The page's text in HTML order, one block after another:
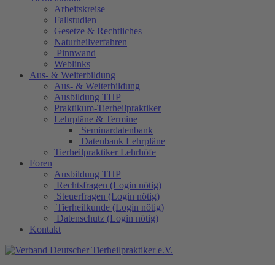
Arbeitskreise
Fallstudien
Gesetze & Rechtliches
Naturheilverfahren
Pinnwand
Weblinks
Aus- & Weiterbildung
Aus- & Weiterbildung
Ausbildung THP
Praktikum-Tierheilpraktiker
Lehrpläne & Termine
Seminardatenbank
Datenbank Lehrpläne
Tierheilpraktiker Lehrhöfe
Foren
Ausbildung THP
Rechtsfragen (Login nötig)
Steuerfragen (Login nötig)
Tierheilkunde (Login nötig)
Datenschutz (Login nötig)
Kontakt